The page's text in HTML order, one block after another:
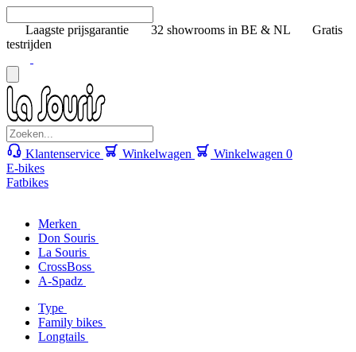
Laagste prijsgarantie 32 showrooms in BE & NL
Gratis
testrijden
Klantenservice Winkelwagen Winkelwagen 0
E-bikes
Fatbikes
Merken
Don Souris
La Souris
CrossBoss
A-Spadz
Type
Family bikes
Longtails